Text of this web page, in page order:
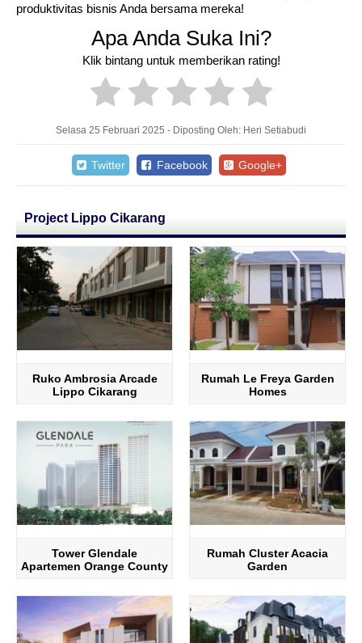
produktivitas bisnis Anda bersama mereka!
Apa Anda Suka Ini?
Klik bintang untuk memberikan rating!
Selasa 25 Februari 2025 - Diposting Oleh: Heri Setiabudi
Twitter Facebook Google+
Project Lippo Cikarang
Ruko Ambrosia Arcade
Lippo Cikarang
Rumah Le Freya Garden
Homes
Tower Glendale
Apartemen Orange County
Rumah Cluster Acacia
Garden